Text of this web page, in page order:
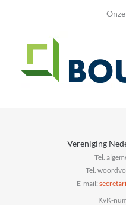
Vereniging
Tel.
Tel.
E-mail:
KvK-